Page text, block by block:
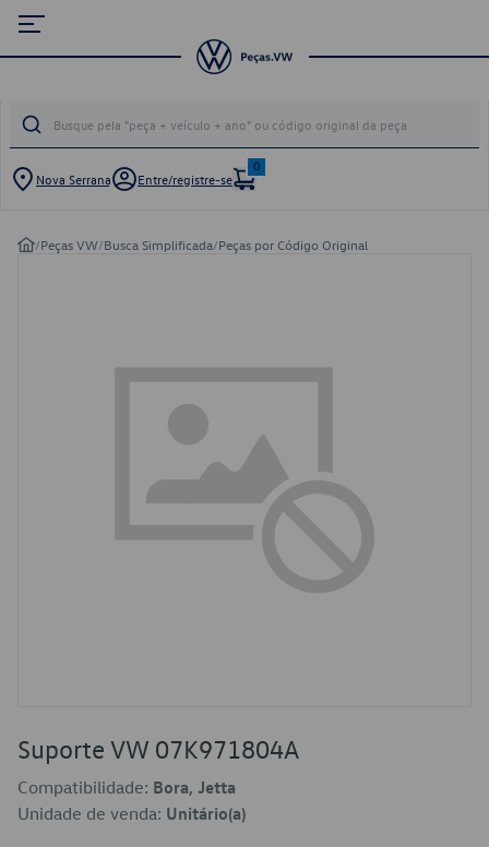
Nova Serrana Entre/registre-se
0
/Peças VW/Busca Simplificada/Peças por Código Original
Suporte VW 07K971804A
Compatibilidade: Bora, Jetta
Unidade de venda: Unitário(a)